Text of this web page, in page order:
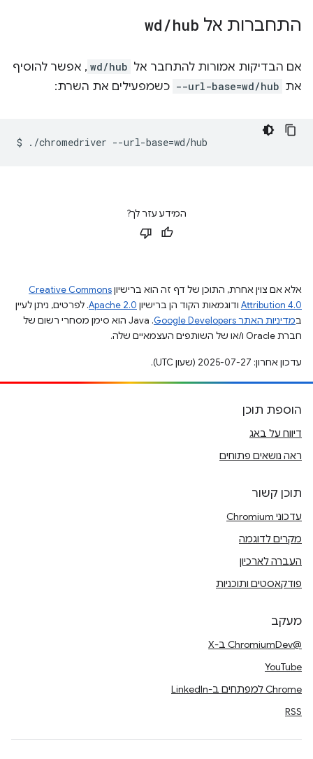
התחברות אל wd/hub
אם הבדיקות אמורות להתחבר אל wd/hub , אפשר להוסיף
את --url-base=wd/hub כשמפעילים את השרת:
$ ./chromedriver --url-base=
המידע עזר לך?
אלא אם צוין אחרת, התוכן של דף זה הוא ברישיוןCreative Commons
Attribution 4.0 ודוגמאות הקוד הן ברישיון Apache 2.0. לפרטים, ניתן לעיין
במדיניות האתר Google Developers‏
.‏ Java הוא סימן מסחרי רשום של
חברת Oracle ו/או של השותפים העצמאיים שלה.
עדכון אחרון: 2025-07-27 (שעון UTC).
הוספת תוכן
דיווח על באג
ראה נושאים פתוחים
תוכן קשור
עדכוני Chromium
מקרים לדוגמה
העברה לארכיון
פודקאסטים ותוכניות
מעקב
@ChromiumDev ב-X
YouTube
Chrome למפתחים ב-LinkedIn
RSS